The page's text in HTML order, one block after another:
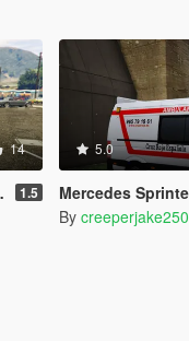
14
1.5
5.0
Mercedes Sprinter |
By